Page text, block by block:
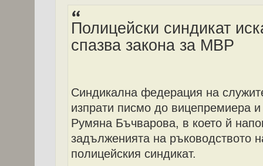
Полицейски синдикат
спазва закона за МВР
Синдикална федерация на
изпрати писмо до вицепремиера
Румяна Бъчварова, в което й
задълженията на ръководството
полицейския синдикат.